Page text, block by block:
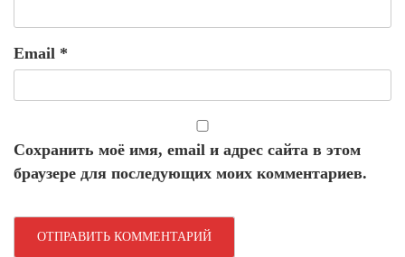
Email *
Сохранить моё имя, email и адрес сайта в этом
браузере для последующих моих комментариев.